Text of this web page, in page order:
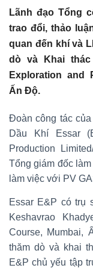
Lãnh đạo Tổng
trao đổi, thảo
quan đến khí và
dò và Khai
Exploration and
Ấn Độ.
Đoàn công tác
Dầu Khí Essar
Production
Tổng giám đốc
làm việc với PV
Essar E&P có trụ
Keshavrao
Course, Mumbai,
thăm dò và khai
E&P chủ yếu tập